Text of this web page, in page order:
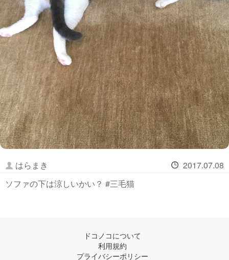
はらまき
2017.07.08
ソファの下は涼しいかい？ #三毛猫
ドコノコについて
利用規約
プライバシーポリシー